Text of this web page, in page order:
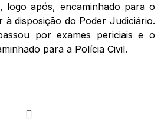
logo após, encaminhado para o
à disposição do Poder Judiciário.
por exames periciais e o
para a Polícia Civil.